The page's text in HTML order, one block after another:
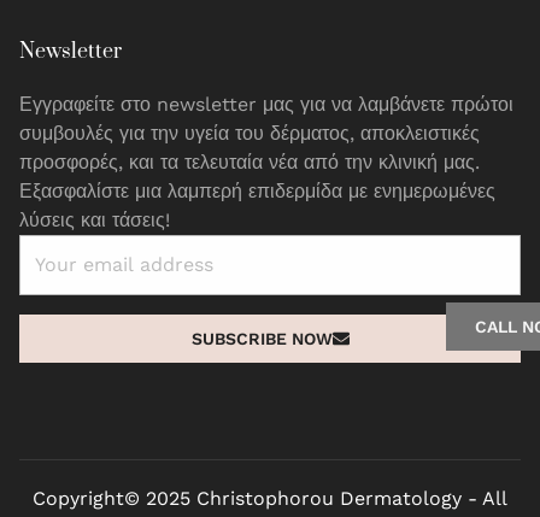
CALL
Newsletter
Εγγραφείτε στο newsletter μας για να λαμβάνετε πρώτοι
συμβουλές για την υγεία του δέρματος, αποκλειστικές
προσφορές, και τα τελευταία νέα από την κλινική μας.
Εξασφαλίστε μια λαμπερή επιδερμίδα με ενημερωμένες
λύσεις και τάσεις!
SUBSCRIBE NOW
Copyright© 2025 Christophorou Dermatology - All